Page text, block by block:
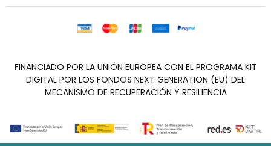
FINANCIADO POR LA UNIÓN EUROPEA CON EL PROGRAMA KIT
DIGITAL POR LOS FONDOS NEXT GENERATION (EU) DEL
MECANISMO DE RECUPERACIÓN Y RESILIENCIA